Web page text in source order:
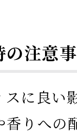
の注意
スに良い
香りへの